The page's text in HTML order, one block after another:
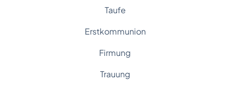
Taufe
Erstkommunion
Firmung
Trauung